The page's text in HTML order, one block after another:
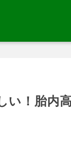
い！胎内